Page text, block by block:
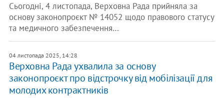
Сьогодні, 4 листопада, Верховна Рада прийняла за
основу законопроєкт № 14052 щодо правового статусу
та медичного забезпечення…
04 листопада 2025, 14:28
Верховна Рада ухвалила за основу
законопроєкт про відстрочку від мобілізації для
молодих контрактників